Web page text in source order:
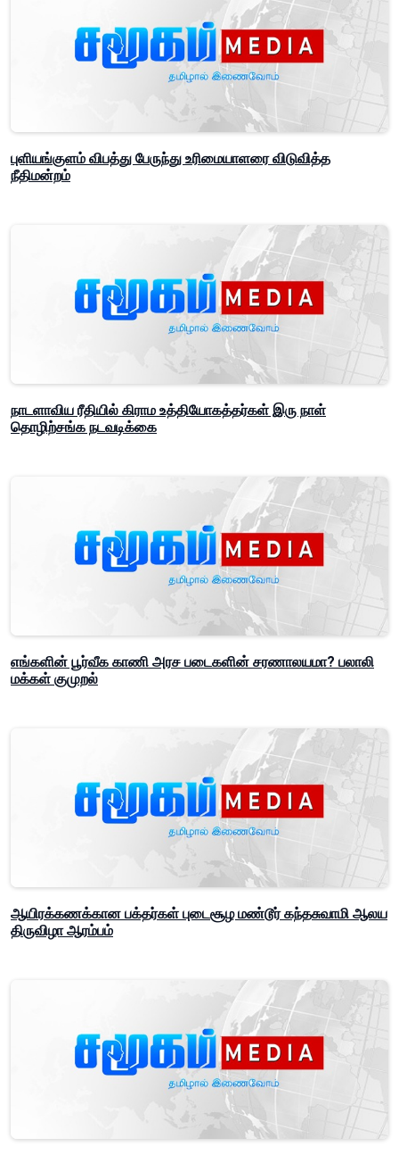
புளியங்குளம் விபத்து பேருந்து உரிமையாளரை விடுவித்த
நீதிமன்றம்
நாடளாவிய ரீதியில் கிராம உத்தியோகத்தர்கள் இரு நாள்
தொழிற்சங்க நடவடிக்கை
எங்களின் பூர்வீக காணி அரச படைகளின் சரணாலயமா? பலாலி
மக்கள் குமுறல்
ஆயிரக்கணக்கான பக்தர்கள் புடைசூழ மண்டூர் கந்தசுவாமி ஆலய
திருவிழா ஆரம்பம்